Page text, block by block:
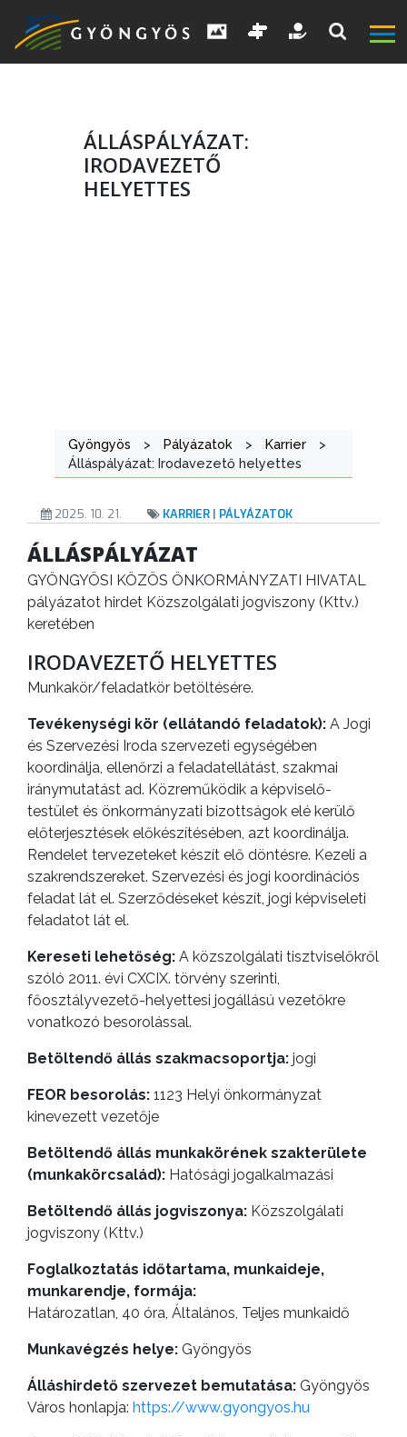
KIEMELT
VÁROS
ÉRTÉKTÁRA
VÁROSUNKRÓL
LAKOSSÁGI
INFORMÁCIÓK
HASZNOS
KVÍZ
A
VÁROS
PÉNZÜGYEI
RENDELETEK
ÁLLÁSPÁLYÁZAT:
IRODAVEZETŐ
HELYETTES
Gyöngyös > Pályázatok > Karrier
>
Álláspályázat: Irodavezető helyettes
2025. 10. 21. KARRIER | PÁLYÁZATOK
ÁLLÁSPÁLYÁZAT
GYÖNGYÖSI KÖZÖS ÖNKORMÁNYZATI HIVATAL
pályázatot hirdet Közszolgálati jogviszony (Kttv.)
keretében
IRODAVEZETŐ HELYETTES
Munkakör/feladatkör betöltésére.
Tevékenységi kör (ellátandó feladatok): A Jogi
és Szervezési Iroda szervezeti egységében
koordinálja, ellenőrzi a feladatellátást, szakmai
iránymutatást ad. Közreműködik a képviselő-
testület és önkormányzati bizottságok elé kerülő
előterjesztések előkészítésében, azt koordinálja.
Rendelet tervezeteket készít elő döntésre. Kezeli a
szakrendszereket. Szervezési és jogi koordinációs
feladat lát el. Szerződéseket készít, jogi képviseleti
feladatot lát el.
Kereseti lehetőség: A közszolgálati tisztviselőkről
szóló 2011. évi CXCIX. törvény szerinti,
főosztályvezető-helyettesi jogállású vezetőkre
vonatkozó besorolással.
Betöltendő állás szakmacsoportja: jogi
FEOR besorolás: 1123 Helyi önkormányzat
kinevezett vezetője
Betöltendő állás munkakörének szakterülete
(munkakörcsalád): Hatósági jogalkalmazási
Betöltendő állás jogviszonya: Közszolgálati
jogviszony (Kttv.)
Foglalkoztatás időtartama, munkaideje,
munkarendje, formája:
Határozatlan, 40 óra, Általános, Teljes munkaidő
Munkavégzés helye: Gyöngyös
Álláshirdető szervezet bemutatása: Gyöngyös
Város honlapja: https://www.gyongyos.hu